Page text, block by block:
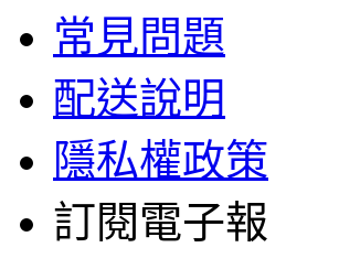
常見問題
配送說明
隱私權政策
訂閱電子報